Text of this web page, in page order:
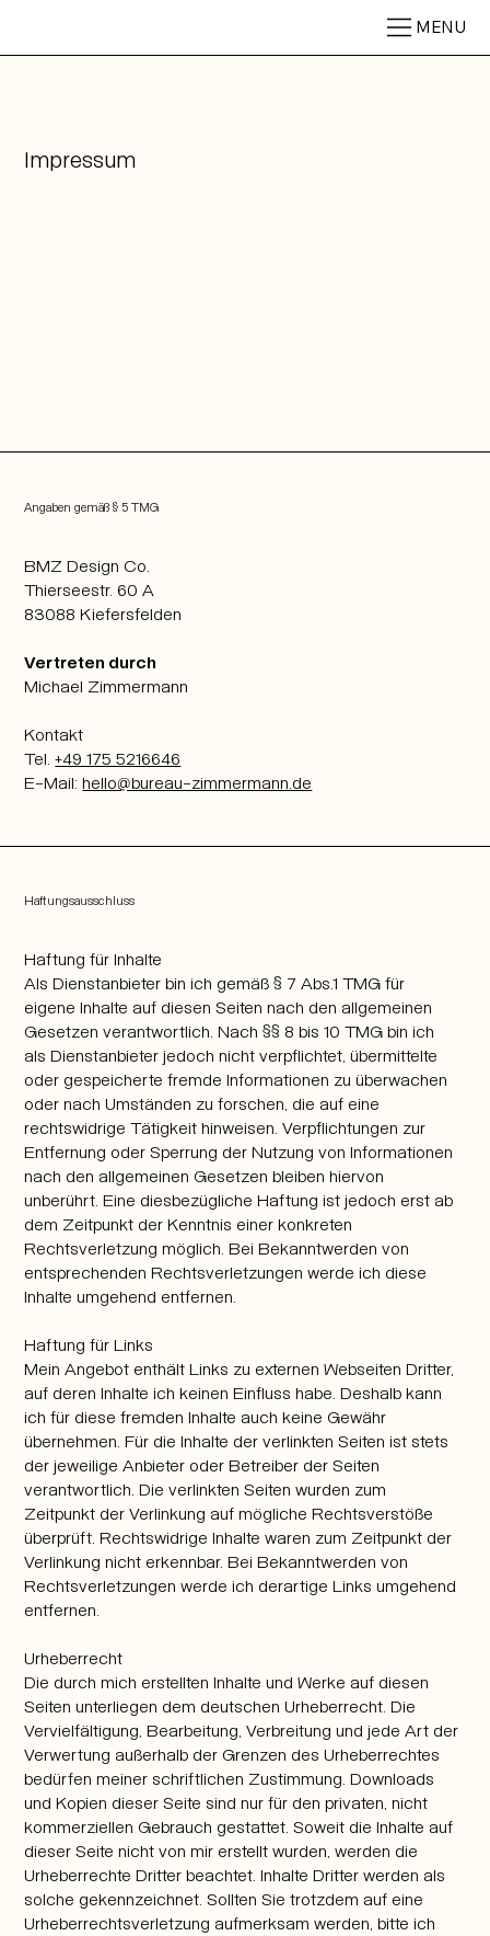
MENU
Impressum
Angaben gemäß § 5 TMG
BMZ Design Co.
Thierseestr. 60 A
83088 Kiefersfelden
Vertreten durch
Michael Zimmermann
Kontakt
Tel.+49 175 5216646
E-Mail: hello@bureau-zimmermann.de
Haftungsausschluss
Haftung für Inhalte
Als Dienstanbieter bin ich gemäß § 7 Abs.1 TMG für
eigene Inhalte auf diesen Seiten nach den allgemeinen
Gesetzen verantwortlich. Nach §§ 8 bis 10 TMG bin ich
als Dienstanbieter jedoch nicht verpflichtet, übermittelte
oder gespeicherte fremde Informationen zu überwachen
oder nach Umständen zu forschen, die auf eine
rechtswidrige Tätigkeit hinweisen. Verpflichtungen zur
Entfernung oder Sperrung der Nutzung von Informationen
nach den allgemeinen Gesetzen bleiben hiervon
unberührt. Eine diesbezügliche Haftung ist jedoch erst ab
dem Zeitpunkt der Kenntnis einer konkreten
Rechtsverletzung möglich. Bei Bekanntwerden von
entsprechenden Rechtsverletzungen werde ich diese
Inhalte umgehend entfernen.
Haftung für Links
Mein Angebot enthält Links zu externen Webseiten Dritter,
auf deren Inhalte ich keinen Einfluss habe. Deshalb kann
ich für diese fremden Inhalte auch keine Gewähr
übernehmen. Für die Inhalte der verlinkten Seiten ist stets
der jeweilige Anbieter oder Betreiber der Seiten
verantwortlich. Die verlinkten Seiten wurden zum
Zeitpunkt der Verlinkung auf mögliche Rechtsverstöße
überprüft. Rechtswidrige Inhalte waren zum Zeitpunkt der
Verlinkung nicht erkennbar. Bei Bekanntwerden von
Rechtsverletzungen werde ich derartige Links umgehend
entfernen.
Urheberrecht
Die durch mich erstellten Inhalte und Werke auf diesen
Seiten unterliegen dem deutschen Urheberrecht. Die
Vervielfältigung, Bearbeitung, Verbreitung und jede Art der
Verwertung außerhalb der Grenzen des Urheberrechtes
bedürfen meiner schriftlichen Zustimmung. Downloads
und Kopien dieser Seite sind nur für den privaten, nicht
kommerziellen Gebrauch gestattet. Soweit die Inhalte auf
dieser Seite nicht von mir erstellt wurden, werden die
Urheberrechte Dritter beachtet. Inhalte Dritter werden als
solche gekennzeichnet. Sollten Sie trotzdem auf eine
Urheberrechtsverletzung aufmerksam werden, bitte ich